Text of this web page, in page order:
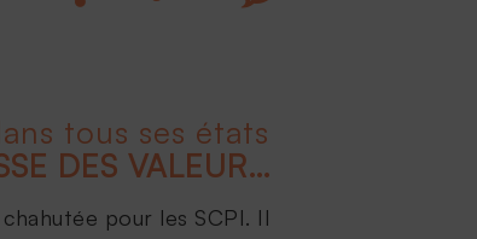
tous ses états
TOUT SAVOIR SUR LA BAISSE DES VALEURS DE PARTS DE SCPI
pour les SCPI. Il